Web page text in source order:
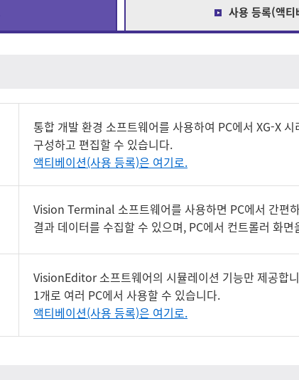
사용 등록(액
통합 개발 환경 소프트웨어를 사용하여 PC에서 XG-X
구성하고 편집할 수 있습니다.
액티베이션(사용 등록)은 여기로.
Vision Terminal 소프트웨어를 사용하면 PC에서 간편
결과 데이터를 수집할 수 있으며, PC에서 컨트롤러 화
VisionEditor 소프트웨어의 시뮬레이션 기능만 제공합
1개로 여러 PC에서 사용할 수 있습니다.
액티베이션(사용 등록)은 여기로.